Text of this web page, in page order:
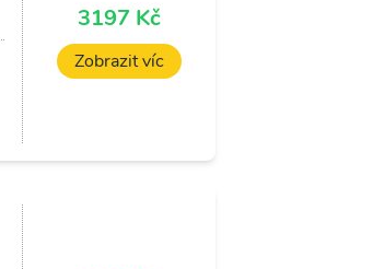
3197 Kč
Zobrazit víc